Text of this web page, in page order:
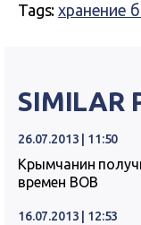
Tags:хранение
SIMILAR
26.07.2013 | 11:50
Крымчанин
времен ВОВ
16.07.2013 | 12:53